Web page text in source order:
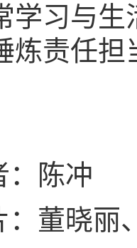
学习与
炼责任
：陈冲
：董晓丽